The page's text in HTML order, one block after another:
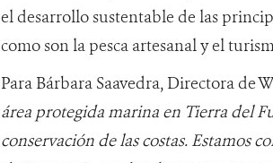
el desarrollo sustentable de las
como son la pesca artesanal y el
Para Bárbara Saavedra, Directora de
área protegida marina en Tierra del
conservación de las costas. Estamos